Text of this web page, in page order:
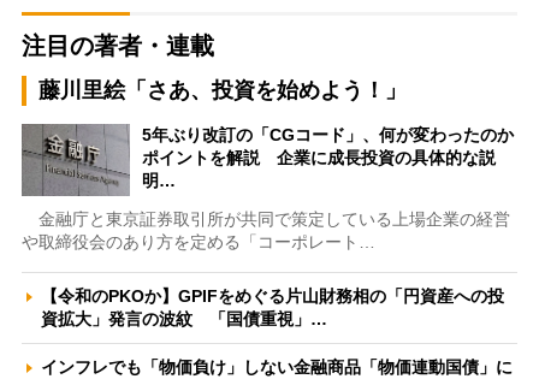
注目の著者・連載
藤川里絵「さあ、投資を始めよう！」
5年ぶり改訂の「CGコード」、何が変わったのか
ポイントを解説 企業に成長投資の具体的な説
明…
金融庁と東京証券取引所が共同で策定している上場企業の経営
や取締役会のあり方を定める「コーポレート…
【令和のPKOか】GPIFをめぐる片山財務相の「円資産への投
資拡大」発言の波紋 「国債重視」…
インフレでも「物価負け」しない金融商品「物価連動国債」に